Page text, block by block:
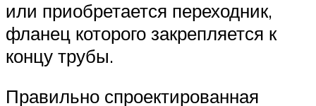
или приобретается переходник,
фланец которого закрепляется к
концу трубы.
Правильно спроектированная